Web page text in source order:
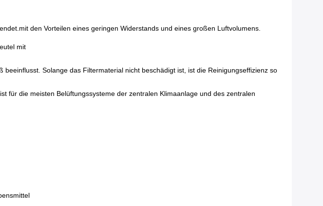
den Vorteilen eines geringen Widerstands und eines großen Luftvolumens.
mit
Solange das Filtermaterial nicht beschädigt ist, ist die Reinigungseffizienz so
für die meisten Belüftungssysteme der zentralen Klimaanlage und des zentralen